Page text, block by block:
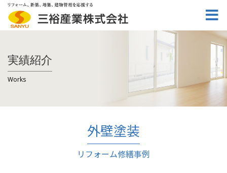
実績紹介
Works
外壁塗装
リフォーム修繕事例